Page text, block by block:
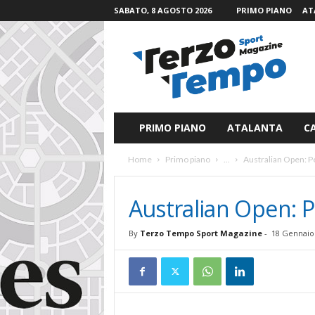
SABATO, 8 AGOSTO 2026 PRIMO PIANO
PRIMO PIANO ATALANTA
Home Primo piano ... Australian Open:
Australian Open:
By Terzo Tempo Sport Magazine- 18 Gennaio